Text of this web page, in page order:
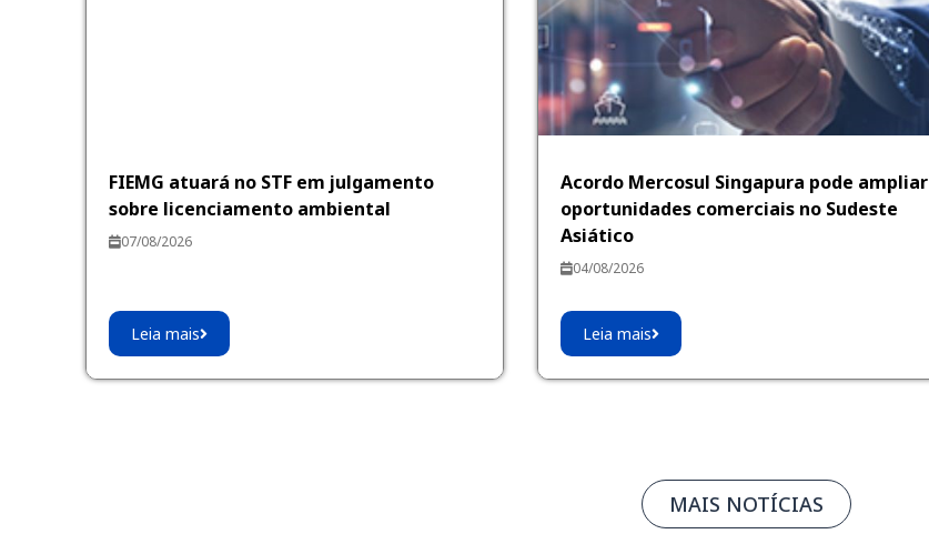
FIEMG atuará no STF em julgamento
sobre licenciamento ambiental
07/08/2026
Leia mais
Acordo Mercosul Singapura pode ampliar
oportunidades comerciais no Sudeste
Asiático
04/08/2026
Leia mais
MAIS NOTÍCIAS